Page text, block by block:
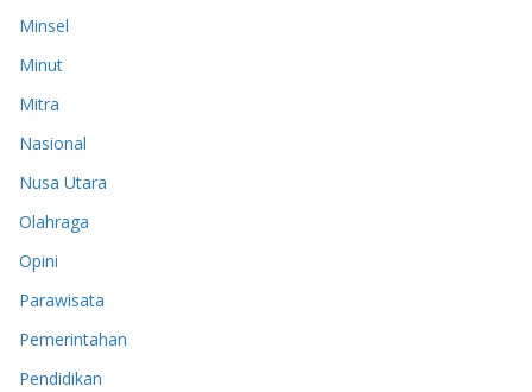
Minsel
Minut
Mitra
Nasional
Nusa Utara
Olahraga
Opini
Parawisata
Pemerintahan
Pendidikan